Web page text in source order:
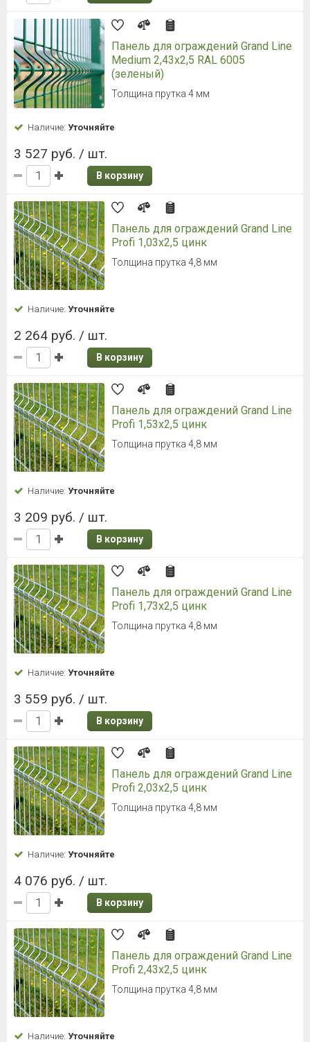
Панель для ограждений Grand Line
Medium 2,43x2,5 RAL 6005
(зеленый)
Толщина прутка 4 мм
Наличие: Уточняйте
3 527 руб. / шт.
В корзину
Панель для ограждений Grand Line
Profi 1,03x2,5 цинк
Толщина прутка 4,8 мм
Наличие: Уточняйте
2 264 руб. / шт.
В корзину
Панель для ограждений Grand Line
Profi 1,53x2,5 цинк
Толщина прутка 4,8 мм
Наличие: Уточняйте
3 209 руб. / шт.
В корзину
Панель для ограждений Grand Line
Profi 1,73x2,5 цинк
Толщина прутка 4,8 мм
Наличие: Уточняйте
3 559 руб. / шт.
В корзину
Панель для ограждений Grand Line
Profi 2,03x2,5 цинк
Толщина прутка 4,8 мм
Наличие: Уточняйте
4 076 руб. / шт.
В корзину
Панель для ограждений Grand Line
Profi 2,43x2,5 цинк
Толщина прутка 4,8 мм
Наличие: Уточняйте